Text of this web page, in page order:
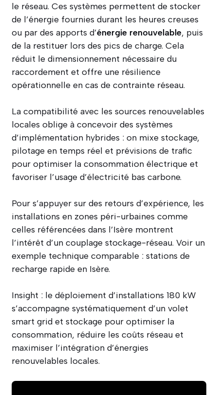
le réseau. Ces systèmes permettent de stocker
de l’énergie fournies durant les heures creuses
ou par des apports d’énergie renouvelable, puis
de la restituer lors des pics de charge. Cela
réduit le dimensionnement nécessaire du
raccordement et offre une résilience
opérationnelle en cas de contrainte réseau.
La compatibilité avec les sources renouvelables
locales oblige à concevoir des systèmes
d’implémentation hybrides : on mixe stockage,
pilotage en temps réel et prévisions de trafic
pour optimiser la consommation électrique et
favoriser l’usage d’électricité bas carbone.
Pour s’appuyer sur des retours d’expérience, les
installations en zones péri-urbaines comme
celles référencées dans l’Isère montrent
l’intérêt d’un couplage stockage-réseau. Voir un
exemple technique comparable : stations de
recharge rapide en Isère.
Insight : le déploiement d’installations 180 kW
s’accompagne systématiquement d’un volet
smart grid et stockage pour optimiser la
consommation, réduire les coûts réseau et
maximiser l’intégration d’énergies
renouvelables locales.